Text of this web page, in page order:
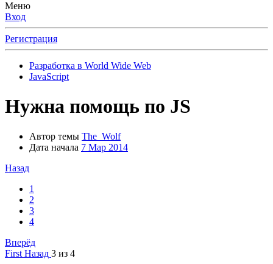
Меню
Вход
Регистрация
Разработка в World Wide Web
JavaScript
Нужна помощь по JS
Автор темы The_Wolf
Дата начала 7 Мар 2014
Назад
1
2
3
4
Вперёд
First Назад 3 из 4